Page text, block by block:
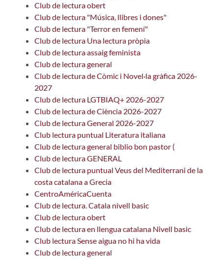
Club de lectura obert
Club de lectura "Música, llibres i dones"
Club de lectura "Terror en femení"
Club de lectura Una lectura pròpia
Club de lectura assaig feminista
Club de lectura general
Club de lectura de Còmic i Novel·la gràfica 2026-
2027
Club de lectura LGTBIAQ+ 2026-2027
Club de lectura de Ciència 2026-2027
Club de lectura General 2026-2027
Club lectura puntual Literatura italiana
Club de lectura general biblio bon pastor (
Club de lectura GENERAL
Club de lectura puntual Veus del Mediterrani de la
costa catalana a Grecia
CentroAméricaCuenta
Club de lectura. Catala nivell basic
Club de lectura obert
Club de lectura en llengua catalana Nivell basic
Club lectura Sense aigua no hi ha vida
Club de lectura general